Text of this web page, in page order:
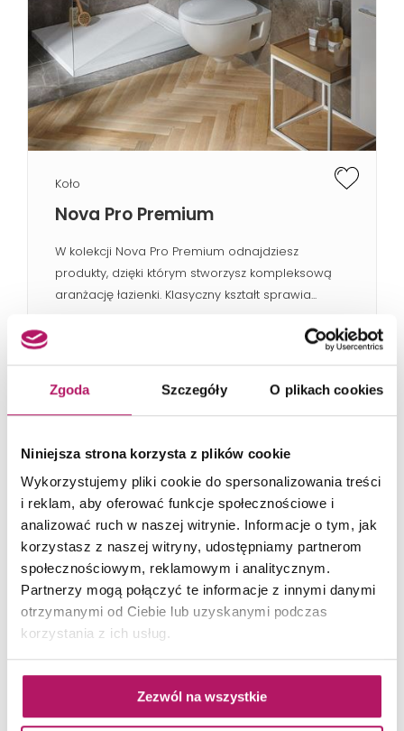
Zgoda Szczegóły O plikach cookies
Niniejsza strona korzysta z plików cookie
Wykorzystujemy pliki cookie do spersonalizowania treści
i reklam, aby oferować funkcje społecznościowe i
analizować ruch w naszej witrynie. Informacje o tym, jak
korzystasz z naszej witryny, udostępniamy partnerom
społecznościowym, reklamowym i analitycznym.
Partnerzy mogą połączyć te informacje z innymi danymi
otrzymanymi od Ciebie lub uzyskanymi podczas
korzystania z ich usług.
Zezwól na wszystkie
Koło
Nova Pro Premium
W kolekcji Nova Pro Premium odnajdziesz
produkty, dzięki którym stworzysz kompleksową
aranżację łazienki. Klasyczny kształt sprawia...
Koło